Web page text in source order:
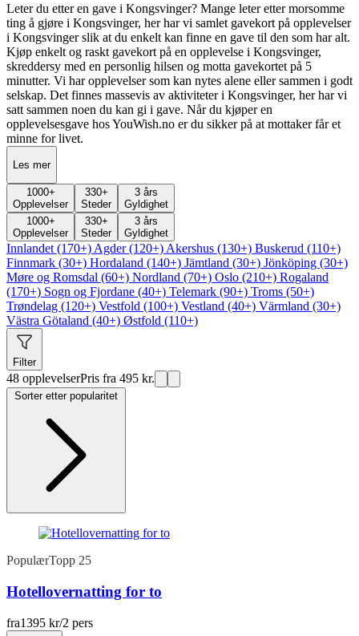
Leter du etter en gave i Kongsvinger? Mange leter etter morsomme
ting å gjøre i Kongsvinger, her har vi samlet gavekort på opplevelser
i Kongsvinger slik at du enkelt kan finne en gave til den som har alt.
Kjøp enkelt og raskt gavekort på en opplevelse i Kongsvinger,
skreddersy med en personlig hilsen og motta gavekortet på 5
minutter. Vi har opplevelser som kan nytes alene eller sammen i godt
selskap. Det finnes massevis av aktiviteter i Kongsvinger, her har vi
satt sammen noen du kan gi i gave. Når du kjøper en
opplevelsesgave hos YouWish.no er du sikker på at mottaker får et
minne for livet.
Les mer
1000+
Opplevelser
330+
Steder
3 års
Gyldighet
1000+
Opplevelser
330+
Steder
3 års
Gyldighet
Innlandet (170+) Agder (120+) Akershus (130+) Buskerud (110+)
Finnmark (30+) Hordaland (140+) Jämtland (30+) Jönköping (30+)
Møre og Romsdal (60+) Nordland (70+) Oslo (210+) Rogaland
(170+) Sogn og Fjordane (40+) Telemark (90+) Troms (50+)
Trøndelag (120+) Vestfold (100+) Vestland (40+) Värmland (30+)
Västra Götaland (40+) Østfold (110+)
Filter
48 opplevelserPris fra 495 kr.
PopulærTopp 25
Hotellovernatting for to
fra1395 kr/2 pers